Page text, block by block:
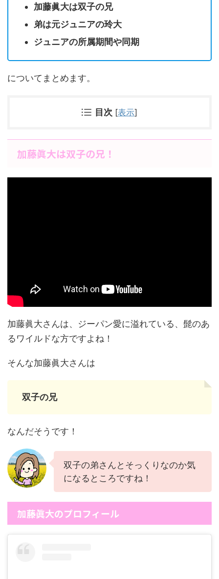
加藤眞大は双子の兄
弟は元ジュニアの玲大
ジュニアの所属期間や同期
についてまとめます。
目次 [表示]
加藤眞大は双子の兄！
加藤眞大さんは、ジーパン愛に溢れている、髭のあ
るワイルドな方ですよね！
そんな加藤眞大さんは
双子の兄
なんだそうです！
双子の弟さんとそっくりなのか気
になるところですね！
加藤眞大のプロフィール